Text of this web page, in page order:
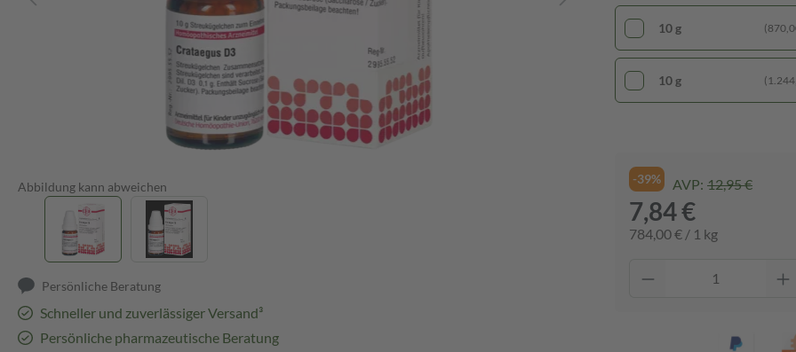
Abbildung kann abweichen
Persönliche Beratung
Schneller und zuverlässiger Versand³
Persönliche pharmazeutische Beratung
10 g
10 g
-39% AVP: 12,95 €
7,84 €
784,00 € / 1 kg